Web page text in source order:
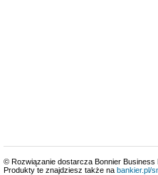
© Rozwiązanie dostarcza Bonnier
Produkty te znajdziesz także na bankier.pl/